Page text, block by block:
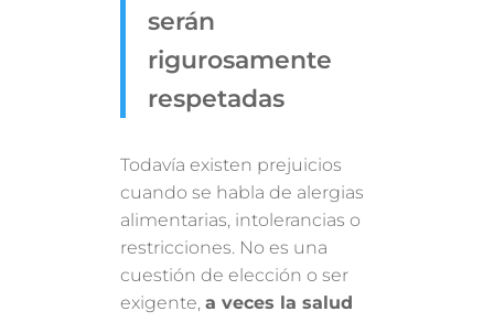
serán
rigurosamente
respetadas
Todavía existen prejuicios
cuando se habla de alergias
alimentarias, intolerancias o
restricciones. No es una
cuestión de elección o ser
exigente,a veces la salud